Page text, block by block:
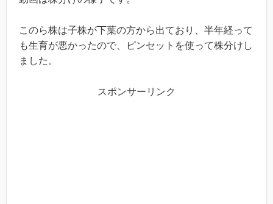
このら株は子株が下葉の方から出ており、半年経って
も生育が悪かったので、ピンセットを使って株分けし
ました。
スポンサーリンク